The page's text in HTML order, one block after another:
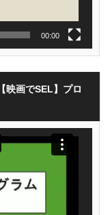
00:00
映画でSEL】プロ